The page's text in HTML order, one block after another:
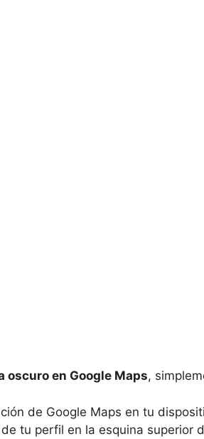
oscuro en Google Maps,
de Google Maps en tu
tu perfil en la esquina superior